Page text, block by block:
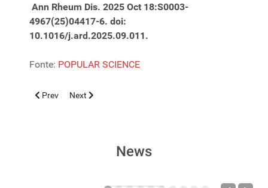
Ann Rheum Dis. 2025 Oct 18:S0003-
4967(25)04417-6. doi:
10.1016/j.ard.2025.09.011.
Fonte: POPULAR SCIENCE
Previous article: Malattia di Fabry, utilità dei Symptom Checker
Prev Next article: Arresto cardiaco: sintomi “premonitori”
Next
News